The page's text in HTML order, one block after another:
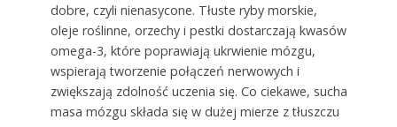
dobre, czyli nienasycone. Tłuste ryby morskie,
oleje roślinne, orzechy i pestki dostarczają kwasów
omega-3, które poprawiają ukrwienie mózgu,
wspierają tworzenie połączeń nerwowych i
zwiększają zdolność uczenia się. Co ciekawe, sucha
masa mózgu składa się w dużej mierze z tłuszczu